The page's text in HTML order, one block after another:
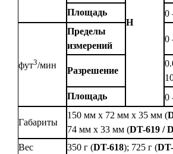
Н
Площадь 0
фут3/мин
Пределы
измерений
0
Разрешение
Площадь 0
Габариты
150 мм х 72 мм х 35 мм (
74 мм х 33 мм (DT-619 /
Вес
350 г (DT-618); 725 г (